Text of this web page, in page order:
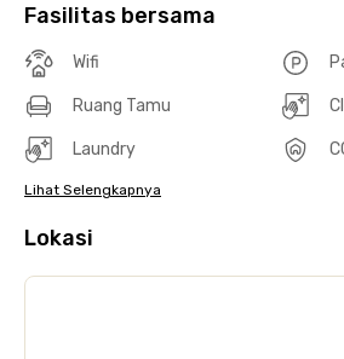
Fasilitas bersama
Wifi
Ruang Tamu
Laundry
Lihat Selengkapnya
Lokasi